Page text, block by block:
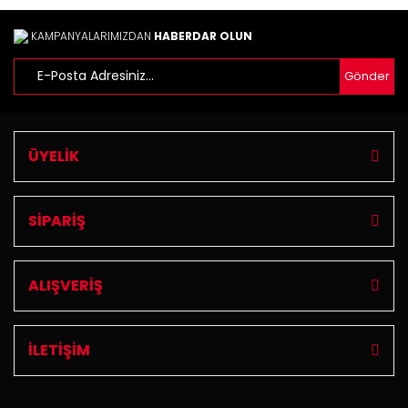
Ürün fiyatı diğer sitelerden daha pahalı.
Bu ürüne benzer farklı alternatifler olmalı.
KAMPANYALARIMIZDAN HABERDAR OLUN
Gönder
ÜYELİK
SİPARİŞ
ALIŞVERİŞ
İLETİŞİM